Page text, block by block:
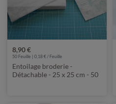
8,90 €
50 Feuille | 0,18 € / Feuille
Entoilage broderie -
Détachable - 25 x 25 cm - 50